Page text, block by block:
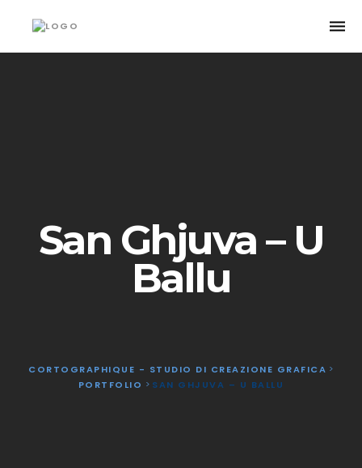
San Ghjuva – U
Ballu
CORTOGRAPHIQUE - STUDIO DI CREAZIONE GRAFICA >
PORTFOLIO > SAN GHJUVA – U BALLU